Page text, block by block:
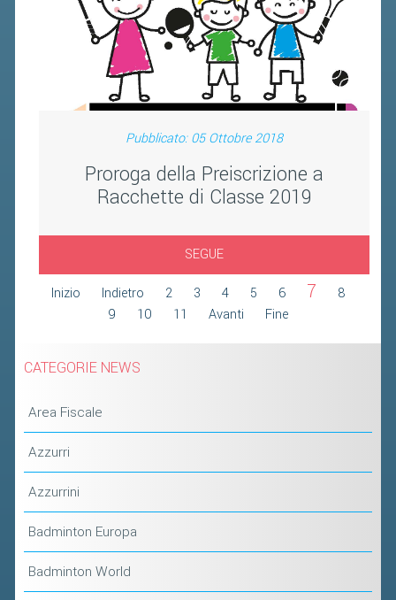
Pubblicato: 05 Ottobre 2018
Proroga della Preiscrizione a
Racchette di Classe 2019
SEGUE
Inizio Indietro 2 3 4 5 6 7
8
9
10 11 Avanti Fine
CATEGORIE NEWS
Area Fiscale
Azzurri
Azzurrini
Badminton Europa
Badminton World
BANDI PUBBLICI
VOLA CON NOI 2026
RIVISTA BADMANIA
2026
2024
2021
2020